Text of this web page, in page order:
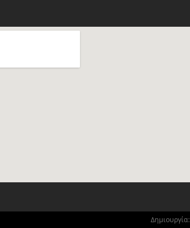
Δημιουργία: